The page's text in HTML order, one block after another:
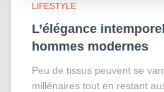
LIFESTYLE
L’élégance
hommes modernes
Peu de tissus peuvent se
millénaires tout en restant